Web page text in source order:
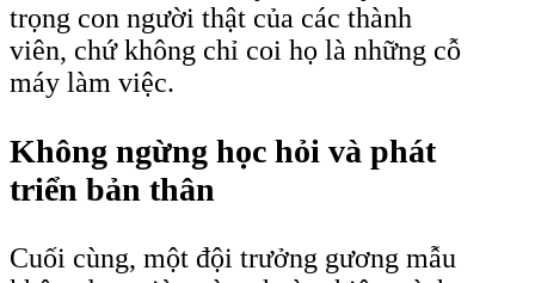
trọng con người thật của các thành
viên, chứ không chỉ coi họ là những cỗ
máy làm việc.
Không ngừng học hỏi và phát
triển bản thân
Cuối cùng, một đội trưởng gương mẫu